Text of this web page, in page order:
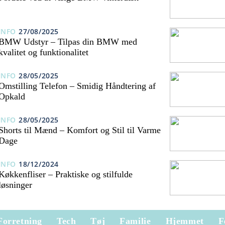
27/08/2025
Udstyr – Tilpas din BMW med
og funktionalitet
28/05/2025
Telefon – Smidig Håndtering af
28/05/2025
til Mænd – Komfort og Stil til Varme
18/12/2024
– Praktiske og stilfulde
Tech Tøj Familie Hjemmet